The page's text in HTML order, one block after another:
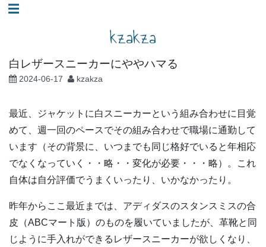
コ☰
kzakza
白レザースニーカーにややハマる
2024-06-17 kzakza
最近、ジャケットに白スニーカーという組み合わせに目覚
めて、週一回のペースでその組み合わせで職場に通勤して
います（その背景に、いつまでも同じ格好でいると年相応
でなくなっていく・・略・・変化が必要・・・略）。これ
自体は自分評価でうまくいったり、いかなかったり。
昨年からここ最近までは、アディダスのスタンスミスの合
皮（ABCマート版）のものを履いていましたが、革靴と同
じように手入れができるレザースニーカーが欲しくなり、